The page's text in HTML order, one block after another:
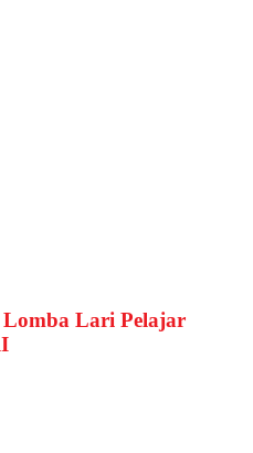
Lomba Lari Pelajar